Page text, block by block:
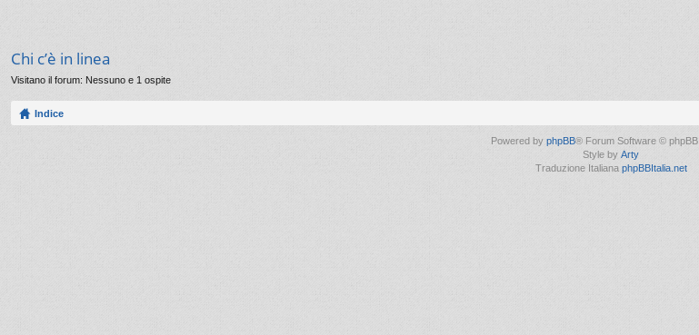
Chi c’è in linea
Visitano il forum: Nessuno e 1 ospite
Indice
Powered by phpBB® Forum Software © phpBB
Style by Arty
Traduzione Italiana phpBBItalia.net